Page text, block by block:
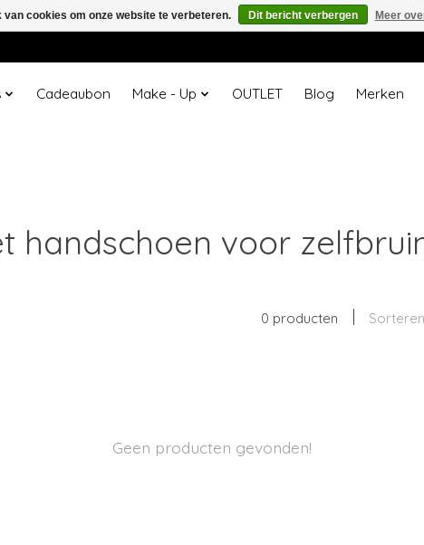
Cadeaubon Make - Up OUTLET Blog Merken
handschoen voor
0 producten
Geen producten gevonden!
cookies om onze website te verbeteren. Dit bericht verbergen Meer